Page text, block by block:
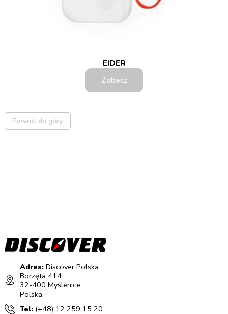
EIDER
Zobacz
Powrót do góry
Adres:Discover Polska
Borzęta 414
32-400 Myślenice
Polska
Tel: (+48) 12 259 15 20